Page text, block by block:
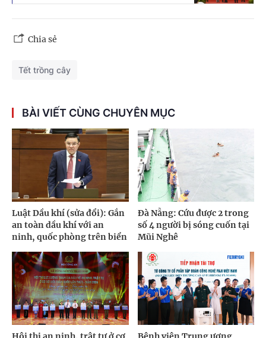
Chia sẻ
Tết trồng cây
BÀI VIẾT CÙNG CHUYÊN MỤC
Luật Dầu khí (sửa đổi): Gắn
an toàn dầu khí với an
ninh, quốc phòng trên biển
Đà Nẵng: Cứu được 2 trong
số 4 người bị sóng cuốn tại
Mũi Nghê